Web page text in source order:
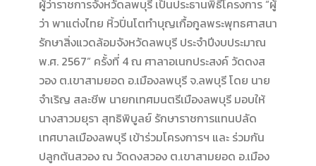
ผู้ว่าราชการจังหวัดลพบุรี เป็นประธานพิธีโครงการ “ผู้
ว่า พาแต่งไทย หิ้วปิ่นโตทำบุญเกื้อกูลพระพุทธศาสนา
รักษาสิ่งแวดล้อมจังหวัดลพบุรี ประจำปีงบประมาณ
พ.ศ. 2567” ครั้งที่ 4 ณ ศาลาอเนกประสงค์ วัดดงส
วอง ต.เขาสามยอด อ.เมืองลพบุรี จ.ลพบุรี โดย นาย
จำเริญ สละชีพ นายกเทศมนตรีเมืองลพบุรี มอบให้
นางสาวมยุรา สุทธิพิบูลย์ รักษาราชการแทนปลัด
เทศบาลเมืองลพบุรี เข้าร่วมโครงการฯ และ ร่วมกัน
ปลูกต้นสวอง ณ วัดดงสวอง ต.เขาสามยอด อ.เมือง